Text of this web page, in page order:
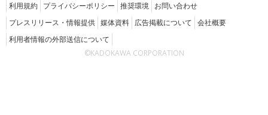
利用規約 プライバシーポリシー 推奨環境 お問い合わせ
プレスリリース・情報提供 媒体資料 広告掲載について 会社概要
利用者情報の外部送信について
©KADOKAWA CORPORATION